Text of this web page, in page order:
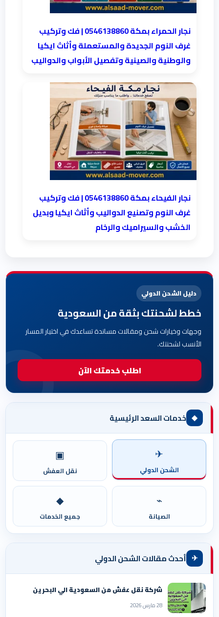
نجار الحمراء بمكة 0546138860⁩ | فك وتركيب
غرف النوم الجديدة والمستعملة وأثاث ايكيا
والوطنية والصينية وتفصيل الأبواب والدواليب
نجار الفيحاء بمكة 0546138860⁩ | فك وتركيب
غرف النوم وتصنيع الدواليب وأثاث ايكيا وبديل
الخشب والسيراميك والرخام
دليل الشحن الدولي
خطط لشحنتك بثقة من السعودية
وجهات وخيارات شحن ومقالات مساندة تساعدك في اختيار المسار
الأنسب لشحنتك.
اطلب خدمتك الآن
◆ خدمات السعد الرئيسية
✈
الشحن الدولي
▣
نقل العفش
⌁
الصيانة
◆
جميع الخدمات
✈ أحدث مقالات الشحن الدولي
شركة نقل عفش من السعودية الي البحرين
28 مارس 2026